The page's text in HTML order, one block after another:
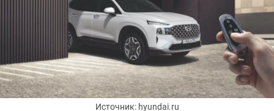
Источник: hyundai.ru